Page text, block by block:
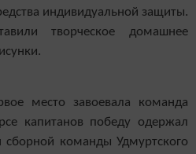
индивидуальной защиты.
творческое домашнее
место завоевала команда
капитанов победу одержал
команды Удмуртского